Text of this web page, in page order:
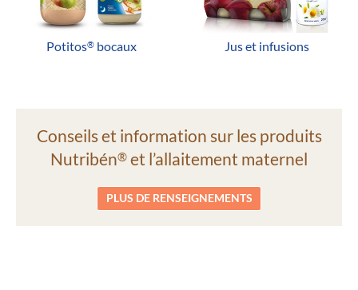
Potitos® bocaux Jus et infusions
Conseils et information sur les produits
Nutribén® et l’allaitement maternel
PLUS DE RENSEIGNEMENTS